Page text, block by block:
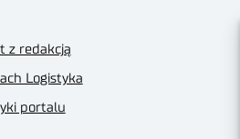
z redakcją
Logistyka
portalu